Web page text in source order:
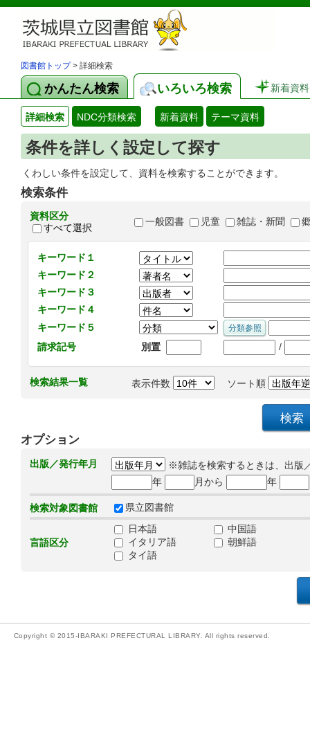
図書館トップ> 詳細検索
かんたん検索 いろいろ検索 新着資料
詳細検索 NDC分類検索 新着資料 テーマ資料
条件を詳しく設定して探す
くわしい条件を設定して、資料を検索することができます。
検索条件
資料区分
すべて選択
一般図書 児童 雑誌・新聞
キーワード１
キーワード２
キーワード３
キーワード４
キーワード５
請求記号
別置 /
検索結果一覧 表示件数 ソート順
オプション
出版／発行年月
※雑誌を検索するときは、出版
年
月から 年
検索対象図書館 県立図書館
言語区分
日本語
中国語
イタリア語
朝鮮語
タイ語
Copyright © 2015-IBARAKI PREFECTURAL LIBRARY. All rights reserved.